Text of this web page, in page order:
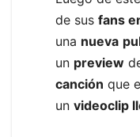
de sus fans
una nueva
un preview
canción que
un videoclip